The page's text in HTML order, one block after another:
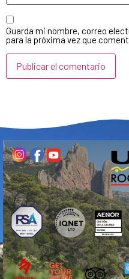
Guarda mi nombre, correo
para la próxima vez que